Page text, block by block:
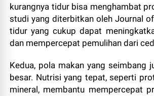
kurangnya tidur bisa menghambat
studi yang diterbitkan oleh Journal of
tidur yang cukup dapat
dan mempercepat pemulihan dari
Kedua, pola makan yang seimbang
besar. Nutrisi yang tepat, seperti
mineral, membantu mempercepat